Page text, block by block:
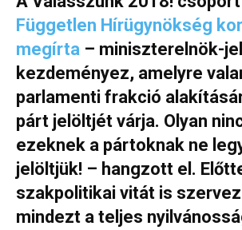
Független Hírügynökség
megírta – miniszterelnök-
kezdeményez, amelyre
parlamenti frakció
párt jelöltjét várja. Olyan
ezeknek a pártoknak ne
jelöltjük! – hangzott el.
szakpolitikai vitát is
mindezt a teljes